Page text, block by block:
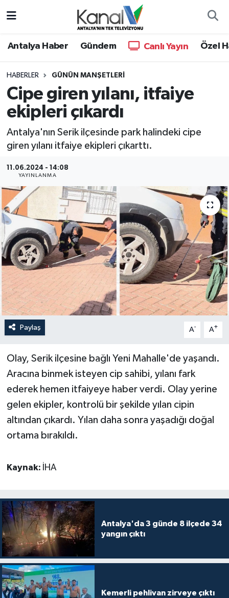
Antalya Haber Gündem Canlı Yayın Özel
HABERLER GÜNÜN MANŞETLERI
Cipe giren yılanı, itfaiye
ekipleri çıkardı
Antalya'nın Serik ilçesinde park halindeki cipe
giren yılanı itfaiye ekipleri çıkarttı.
11.06.2024 - 14:08
YAYINLANMA
Paylaş A- A+
Olay, Serik ilçesine bağlı Yeni Mahalle'de yaşandı.
Aracına binmek isteyen cip sahibi, yılanı fark
ederek hemen itfaiyeye haber verdi. Olay yerine
gelen ekipler, kontrolü bir şekilde yılan cipin
altından çıkardı. Yılan daha sonra yaşadığı doğal
ortama bırakıldı.
Kaynak: İHA
Antalya'da 3 günde 8 ilçede 34
yangın çıktı
Kemerli pehlivan zirveye çıktı
Antalya Haber
Dünya
Eğitim
Ekonomi
Gündem
Günün Manşetleri
Haber Kuşakları
Haberler
KANALV Spor
Kültür Sanat
Magazin
Öğle Bülteni
Sağlık
Siyaset
Sosyal medya
Televizyon
Turizm
Yaşam
Hava Durumu
Trafik Durumu
Süper Lig Puan Durumu ve Fikstür
Tüm Manşetler
Son Dakika Haberleri
Haber Arşivi